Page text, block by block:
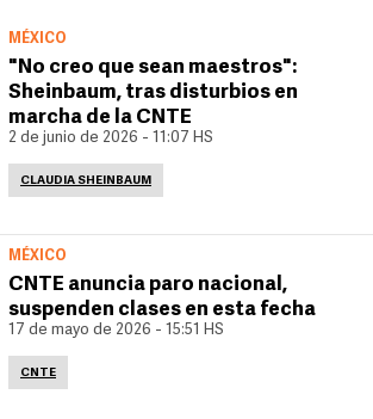
MÉXICO
"No creo que sean maestros":
Sheinbaum, tras disturbios en
marcha de la CNTE
2 de junio de 2026 - 11:07 HS
CLAUDIA SHEINBAUM
MÉXICO
CNTE anuncia paro nacional,
suspenden clases en esta fecha
17 de mayo de 2026 - 15:51 HS
CNTE